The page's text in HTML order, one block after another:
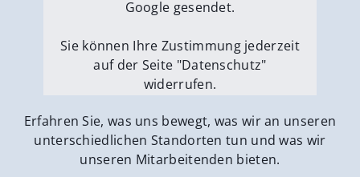
Google gesendet.
Sie können Ihre Zustimmung jederzeit
auf der Seite "Datenschutz"
widerrufen.
Externe Medien erlauben
Erfahren Sie, was uns bewegt, was wir an unseren
unterschiedlichen Standorten tun und was wir
unseren Mitarbeitenden bieten.